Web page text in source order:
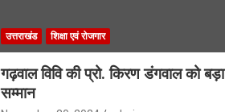
उत्तराखंड शिक्षा एवं रोजगार
गढ़वाल विवि की प्रो. किरण डंगवाल को बड़ा
सम्मान